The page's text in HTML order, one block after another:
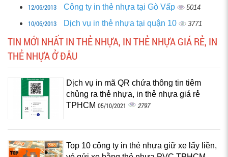
12/06/2013 Công ty in thẻ nhựa tại Gò Vấp 5014
10/06/2013 Dịch vụ in thẻ nhựa tại quận 10 3771
TIN MỚI NHẤT IN THẺ NHỰA, IN THẺ NHỰA GIÁ RẺ, IN
THẺ NHỰA Ở ĐÂU
Dịch vụ in mã QR chứa thông tin tiêm
chủng ra thẻ nhựa, in thẻ nhựa giá rẻ
TPHCM 05/10/2021 2797
Top 10 công ty in thẻ nhựa giữ xe lấy liền,